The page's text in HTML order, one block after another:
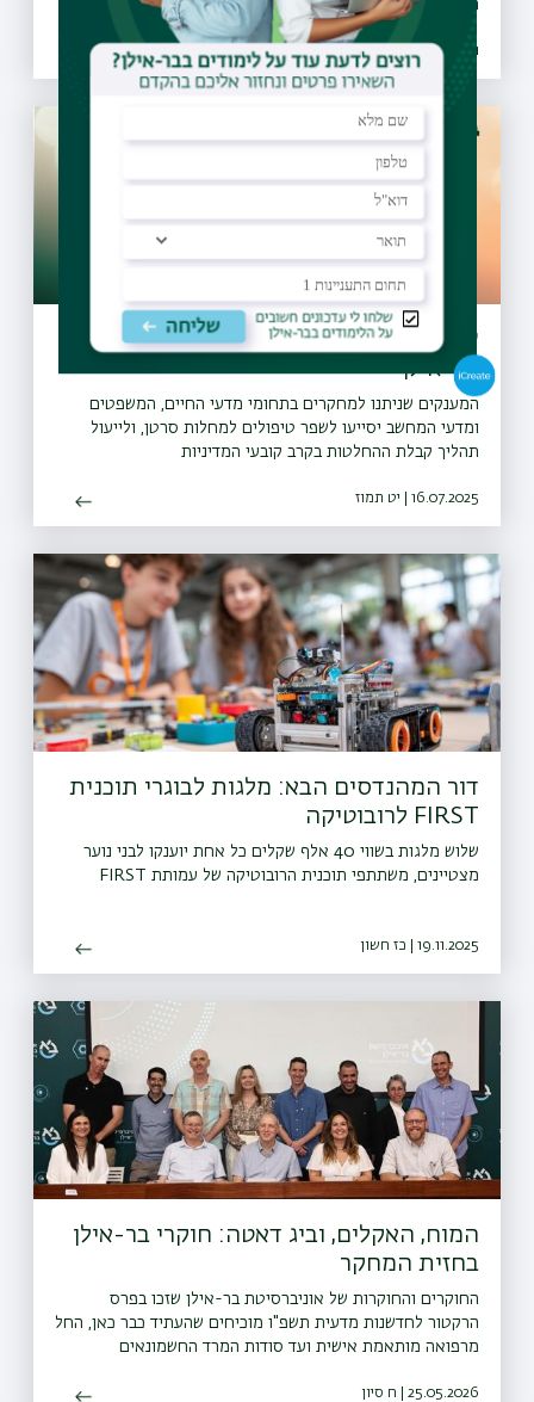
הסברה חינוך ואכיפה ברשויות ו-30 רשויות נוספות הביעו נכונות
להצטרף גם הן למיזם
26.07.2021 | טז אב
שני מענקי PoC-ERC יוקרתיים לחוקרי
בר-אילן
המענקים שניתנו למחקרים בתחומי מדעי החיים, המשפטים
ומדעי המחשב יסייעו לשפר טיפולים למחלות סרטן, ולייעול
תהליך קבלת ההחלטות בקרב קובעי המדיניות
16.07.2025 | יט תמוז
דור המהנדסים הבא: מלגות לבוגרי תוכנית
FIRST לרובוטיקה
שלוש מלגות בשווי 40 אלף שקלים כל אחת יוענקו לבני נוער
מצטיינים, משתתפי תוכנית הרובוטיקה של עמותת FIRST
19.11.2025 | כז חשון
המוח, האקלים, וביג דאטה: חוקרי בר-אילן
בחזית המחקר
החוקרים והחוקרות של אוניברסיטת בר-אילן שזכו בפרס
הרקטור לחדשנות מדעית תשפ"ו מוכיחים שהעתיד כבר כאן, החל
מרפואה מותאמת אישית ועד סודות המרד החשמונאים
25.05.2026 | ח סיון